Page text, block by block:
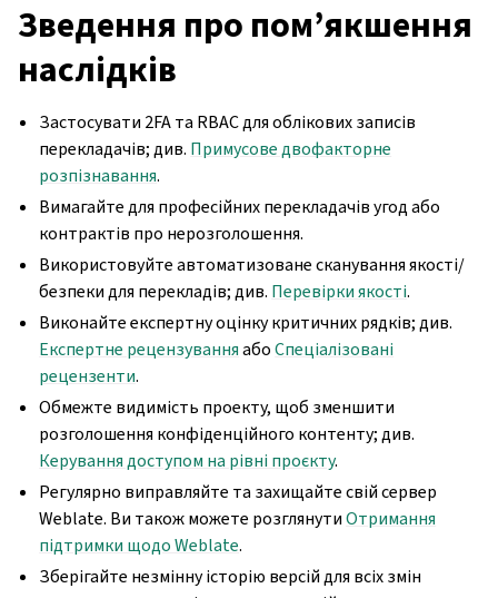
Зведення про пом’якшення
наслідків
Застосувати 2FA та RBAC для облікових записів
перекладачів; див. Примусове двофакторне
розпізнавання.
Вимагайте для професійних перекладачів угод або
контрактів про нерозголошення.
Використовуйте автоматизоване сканування якості/
безпеки для перекладів; див. Перевірки якості.
Виконайте експертну оцінку критичних рядків; див.
Експертне рецензуванняабоСпеціалізовані
рецензенти.
Обмежте видимість проекту, щоб зменшити
розголошення конфіденційного контенту; див.
Керування доступом на рівні проєкту.
Регулярно виправляйте та захищайте свій сервер
Weblate. Ви також можете розглянутиОтримання
підтримки щодо Weblate.
Зберігайте незмінну історію версій для всіх змін